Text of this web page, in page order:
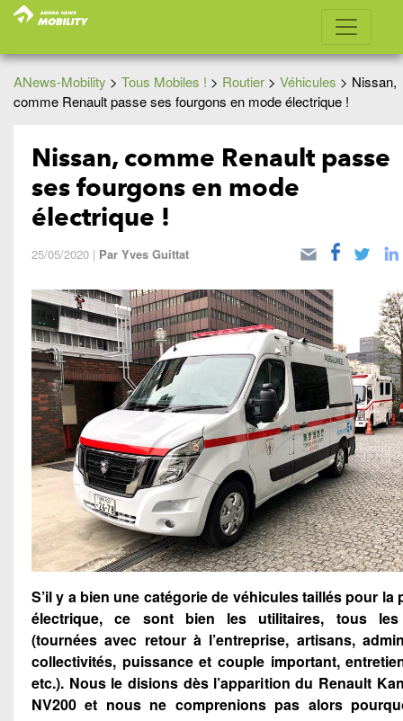
ANews-Mobility > Tous Mobiles ! > Routier > Véhicules > Nissan,
comme Renault passe ses fourgons en mode électrique !
Nissan, comme Renault passe
ses fourgons en mode
électrique !
25/05/2020 | Par Yves Guittat
S’il y a bien une catégorie de véhicules taillés pour la
électrique, ce sont bien les utilitaires, tous les
(tournées avec retour à l’entreprise, artisans,
collectivités, puissance et couple important,
etc.). Nous le disions dès l’apparition du Renault
NV200 et nous ne comprenions pas alors